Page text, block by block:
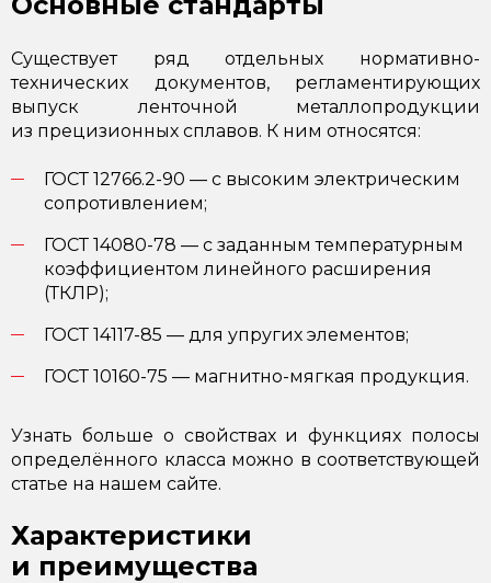
Существует ряд отдельных нормативно-
технических документов, регламентирующих
выпуск ленточной металлопродукции
из прецизионных сплавов. К ним относятся:
ГОСТ 12766.2-90 — с высоким электрическим
сопротивлением;
ГОСТ 14080-78 — с заданным температурным
коэффициентом линейного расширения
(ТКЛР);
ГОСТ 14117-85 — для упругих элементов;
ГОСТ 10160-75 — магнитно-мягкая продукция.
Узнать больше о свойствах и функциях полосы
определённого класса можно в соответствующей
статье на нашем сайте.
Характеристики
и преимущества